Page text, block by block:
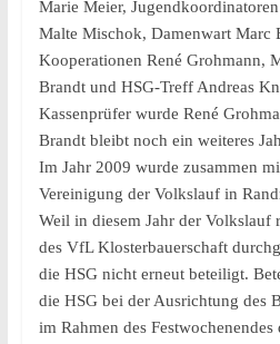
Marie Meier,
Malte Mischok, Damenwart Marc
Kooperationen René Grohmann,
Brandt und HSG-Treff Andreas
Kassenprüfer wurde René
Brandt bleibt noch ein weiteres
Im Jahr 2009 wurde zusammen
Vereinigung der Volkslauf in
Weil in diesem Jahr der Volkslauf
des VfL Klosterbauerschaft
die HSG nicht erneut beteiligt.
die HSG bei der Ausrichtung des
im Rahmen des Festwochenendes